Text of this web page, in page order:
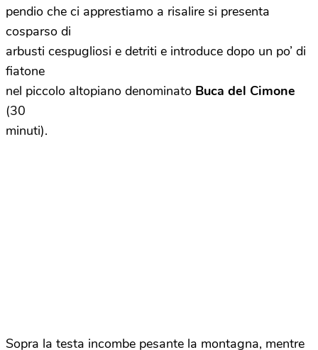
pendio che ci apprestiamo a risalire si presenta
cosparso di
arbusti cespugliosi e detriti e introduce dopo un po’ di
fiatone
nel piccolo altopiano denominato Buca del Cimone
(30
minuti).
Sopra la testa incombe pesante la montagna, mentre